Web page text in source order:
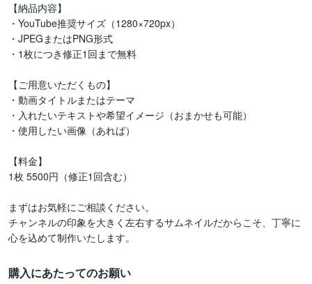
【納品内容】
・YouTube推奨サイズ（1280×720px）
・JPEGまたはPNG形式
・1枚につき修正1回まで無料
【ご用意いただくもの】
・動画タイトルまたはテーマ
・入れたいテキストや希望イメージ（おまかせも可能）
・使用したい画像（あれば）
【料金】
1枚 5500円（修正1回含む）
まずはお気軽にご相談ください。
チャンネルの印象を大きく左右するサムネイルだからこそ、丁寧に
心を込めて制作いたします。
購入にあたってのお願い